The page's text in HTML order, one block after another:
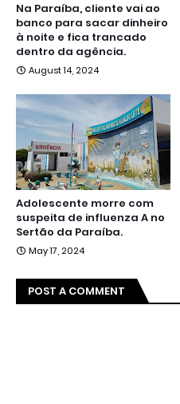
Na Paraíba, cliente vai ao
banco para sacar dinheiro
à noite e fica trancado
dentro da agência.
August 14, 2024
Adolescente morre com
suspeita de influenza A no
Sertão da Paraíba.
May 17, 2024
POST A COMMENT